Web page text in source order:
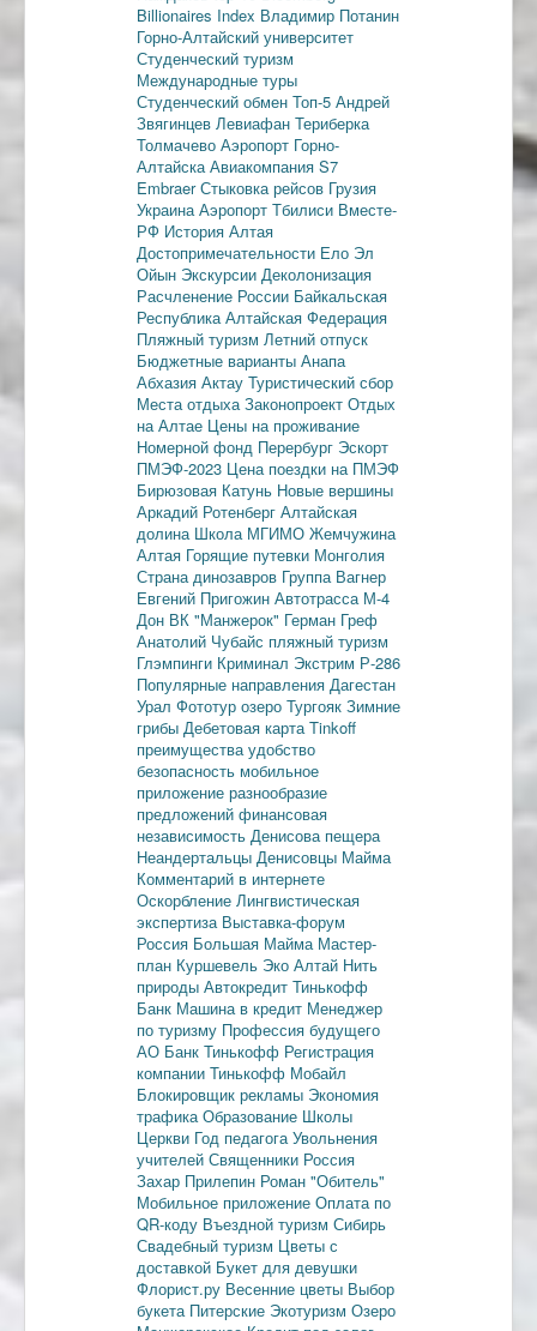
Billionaires Index Владимир Потанин
Горно-Алтайский университет
Студенческий туризм
Международные туры
Студенческий обмен Топ-5 Андрей
Звягинцев Левиафан Териберка
Толмачево Аэропорт Горно-
АлтайскаАвиакомпания S7
EmbraerСтыковка рейсов Грузия
УкраинаАэропорт Тбилиси Вместе-
РФ История Алтая
Достопримечательности Ело Эл
Ойын Экскурсии Деколонизация
Расчленение России Байкальская
РеспубликаАлтайская Федерация
Пляжный туризм Летний отпуск
Бюджетные варианты Анапа
Абхазия Актау Туристический сбор
Места отдыхаЗаконопроект Отдых
на Алтае Цены на проживание
Номерной фонд Перербург Эскорт
ПМЭФ-2023 Цена поездки на ПМЭФ
Бирюзовая Катунь Новые вершины
Аркадий Ротенберг Алтайская
долина Школа МГИМО Жемчужина
Алтая Горящие путевки Монголия
Страна динозавров Группа Вагнер
Евгений Пригожин Автотрасса М-4
Дон ВК "Манжерок" Герман Греф
Анатолий Чубайс пляжный туризм
Глэмпинги Криминал Экстрим Р-286
Популярные направления Дагестан
Урал Фототур озеро Тургояк Зимние
грибы Дебетовая картаTinkoff
преимуществаудобство
безопасность мобильное
приложение разнообразие
предложений финансовая
независимость Денисова пещера
Неандертальцы Денисовцы Майма
Комментарий в интернете
Оскорбление Лингвистическая
экспертиза Выставка-форум
Россия Большая Майма Мастер-
план Куршевель Эко Алтай Нить
природы Автокредит Тинькофф
Банк Машина в кредит Менеджер
по туризму Профессия будущего
АО Банк Тинькофф Регистрация
компании Тинькофф Мобайл
Блокировщик рекламы Экономия
трафикаОбразование Школы
Церкви Год педагогаУвольнения
учителей Священники Россия
Захар Прилепин Роман "Обитель"
Мобильное приложение Оплата по
QR-коду Въездной туризм Сибирь
Свадебный туризм Цветы с
доставкой Букет для девушки
Флорист.ру Весенние цветы Выбор
букета Питерские Экотуризм Озеро